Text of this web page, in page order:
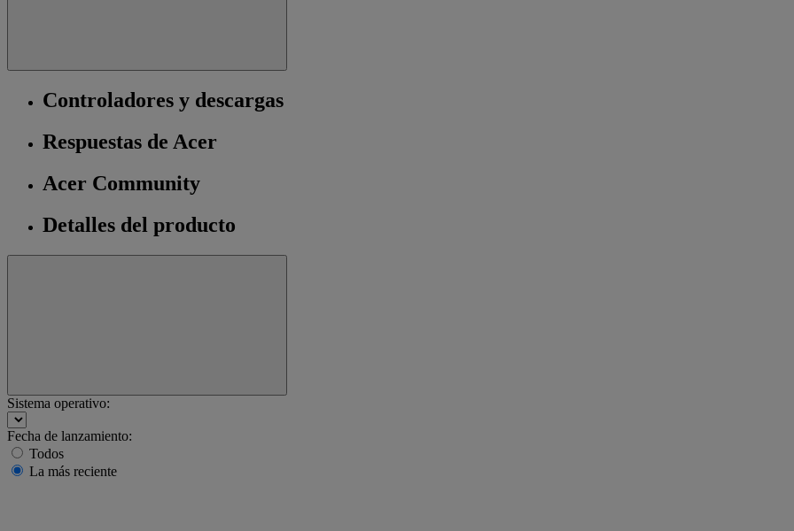
Controladores y descargas
Respuestas de Acer
Acer Community
Detalles del producto
Sistema operativo:
Fecha de lanzamiento:
Todos
La más reciente